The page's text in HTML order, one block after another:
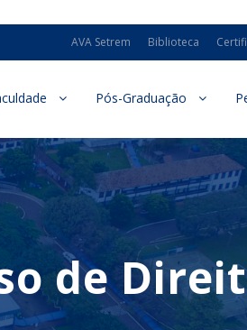
AVA Setrem Biblioteca
Pós-Graduação
de